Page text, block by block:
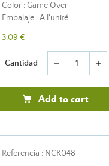
Color : Game Over
Embalaje : A l'unité
3,09 €
Cantidad remove add
Add to cart
Referencia : NCK048